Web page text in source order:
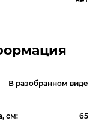
В разобранном виде
см: 65